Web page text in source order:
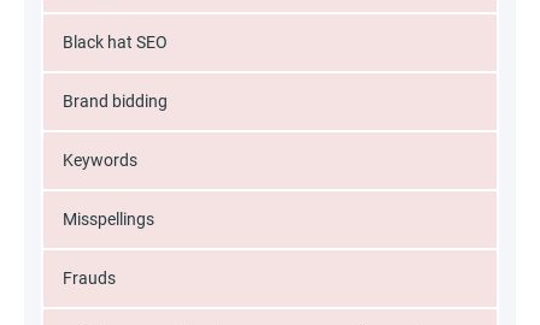
Black hat SEO
Brand bidding
Keywords
Misspellings
Frauds